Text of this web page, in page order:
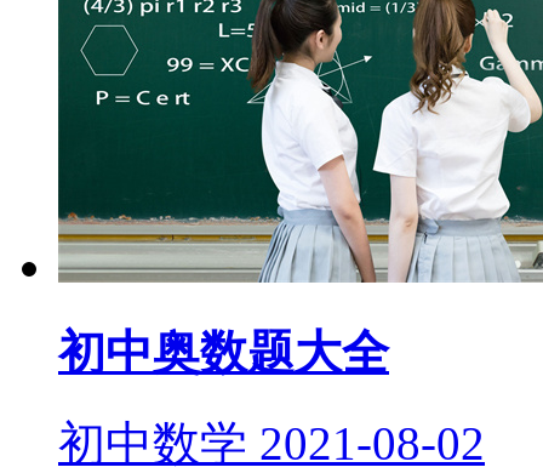
初中奥数题大全
初中数学 2021-08-02